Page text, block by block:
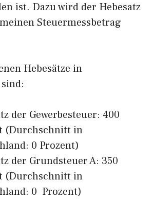
ist. Dazu wird der Hebesatz
Steuermessbetrag
Hebesätze in
der Gewerbesteuer: 400
(Durchschnitt in
0 Prozent)
der Grundsteuer A: 350
(Durchschnitt in
0 Prozent)